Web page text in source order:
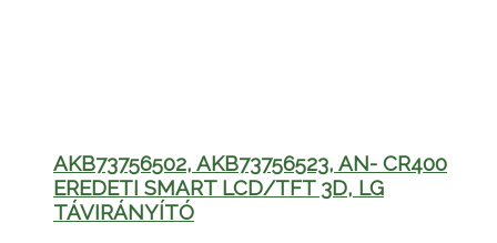
AKB73756502, AKB73756523, AN- CR400
EREDETI SMART LCD/TFT 3D, LG
TÁVIRÁNYÍTÓ